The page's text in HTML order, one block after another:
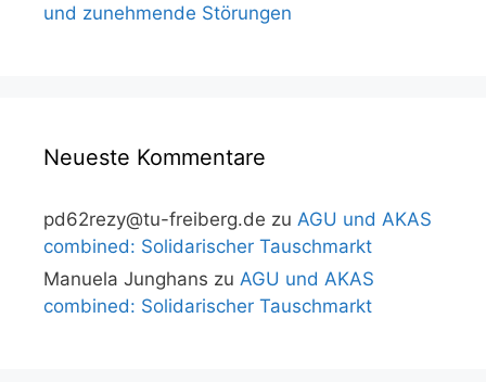
und zunehmende Störungen
Neueste Kommentare
pd62rezy@tu-freiberg.de zu AGU und AKAS
combined: Solidarischer Tauschmarkt
Manuela Junghans zu AGU und AKAS
combined: Solidarischer Tauschmarkt